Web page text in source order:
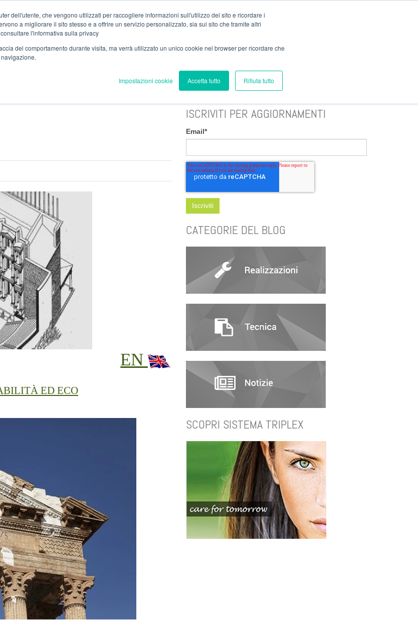
dell'utente, che vengono utilizzati per raccogliere informazioni sull'utilizzo del sito e ricordare i
a migliorare il sito stesso e a offrire un servizio personalizzato, sia sul sito che tramite altri
l'informativa sulla privacy
del comportamento durante visita, ma verrà utilizzato un unico cookie nel browser per ricordare che
Impostazioni cookie Accetta tutto Rifiuta tutto
BLOG BIBLIOTECA SOSTENIBILITÀ
EN
ED ECO
ISCRIVITI PER AGGIORNAMENTI
Email*
CATEGORIE DEL BLOG
SCOPRI SISTEMA TRIPLEX